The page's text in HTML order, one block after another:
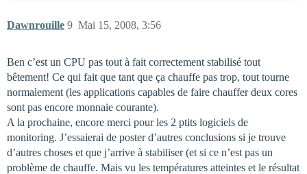
Dawnrouille Mai 15, 2008, 3:56
9
Ben c’est un CPU pas tout à fait correctement stabilisé tout
bêtement! Ce qui fait que tant que ça chauffe pas trop, tout tourne
normalement (les applications capables de faire chauffer deux cores
sont pas encore monnaie courante).
A la prochaine, encore merci pour les 2 ptits logiciels de
monitoring. J’essaierai de poster d’autres conclusions si je trouve
d’autres choses et que j’arrive à stabiliser (et si ce n’est pas un
problème de chauffe. Mais vu les températures atteintes et le résultat